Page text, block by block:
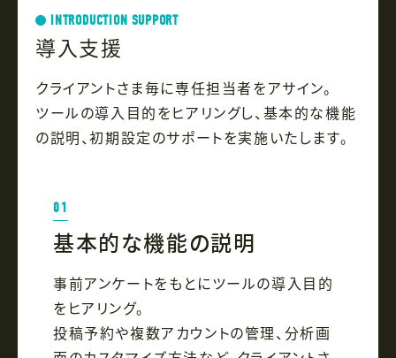
INTRODUCTION SUPPORT
導入支援
クライアントさま毎に専任担当者をアサイン。
ツールの導入目的をヒアリングし、基本的な機能
の説明、初期設定のサポートを実施いたします。
01
基本的な機能の説明
事前アンケートをもとにツールの導入目的
をヒアリング。
投稿予約や複数アカウントの管理、分析画